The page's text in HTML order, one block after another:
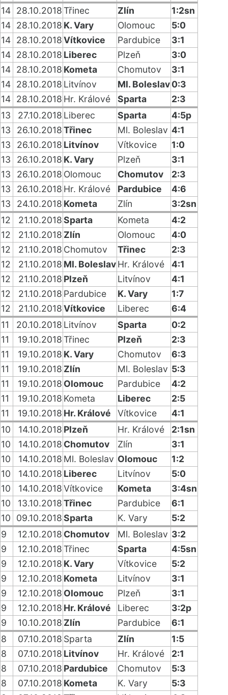
14 28.10.2018Třinec Zlín
1:2sn
14 28.10.2018 K. Vary Olomouc
5:0
14 28.10.2018Vítkovice Pardubice
3:1
14 28.10.2018 Liberec Plzeň
3:0
14 28.10.2018 Kometa Chomutov
3:1
14 28.10.2018 Litvínov Ml. Boleslav0:3
14 28.10.2018 Hr. Králové Sparta
2:3
13
27.10.2018 Liberec Sparta
4:5p
13
26.10.2018Třinec Ml. Boleslav 4:1
13
26.10.2018 Litvínov Vítkovice
1:0
13
26.10.2018 K. Vary Plzeň
3:1
13
26.10.2018 Olomouc Chomutov
2:3
13
26.10.2018 Hr. Králové Pardubice
4:6
13
24.10.2018 Kometa Zlín
3:2sn
12
21.10.2018Sparta Kometa
4:2
12
21.10.2018 Zlín Olomouc
4:0
12
21.10.2018 Chomutov Třinec
2:3
12
21.10.2018 Ml. BoleslavHr. Králové
4:1
12
21.10.2018 Plzeň Litvínov
4:1
12
21.10.2018 Pardubice K. Vary
1:7
12
21.10.2018Vítkovice Liberec
6:4
11
20.10.2018 Litvínov Sparta
0:2
11
19.10.2018Třinec Plzeň
2:3
11
19.10.2018 K. Vary Chomutov
6:3
11
19.10.2018 Zlín Ml. Boleslav 5:3
11
19.10.2018 Olomouc Pardubice
4:2
11
19.10.2018 Kometa Liberec
2:5
11
19.10.2018 Hr. Králové Vítkovice
4:1
10
14.10.2018 Plzeň Hr. Králové
2:1sn
10
14.10.2018 Chomutov Zlín
3:1
10
14.10.2018 Ml. Boleslav Olomouc
1:2
10
14.10.2018 Liberec Litvínov
5:0
10
14.10.2018Vítkovice Kometa
3:4sn
10
13.10.2018Třinec Pardubice
6:1
10
09.10.2018Sparta K. Vary
5:2
9
12.10.2018 Chomutov Ml. Boleslav 3:2
9
12.10.2018Třinec Sparta
4:5sn
9
12.10.2018 K. Vary Vítkovice
5:2
9
12.10.2018 Kometa Litvínov
3:1
9
12.10.2018 Olomouc Plzeň
3:1
9
12.10.2018 Hr. Králové Liberec
3:2p
9
10.10.2018 Zlín Pardubice
6:1
8
07.10.2018 Sparta Zlín
1:5
8
07.10.2018 Litvínov Hr. Králové
2:1
8
07.10.2018 Pardubice Chomutov
5:3
8
07.10.2018 Kometa K. Vary
5:3